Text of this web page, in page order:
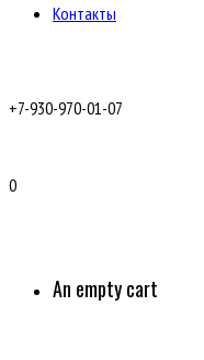
Контакты
+7-930-970-01-07
0
An empty cart